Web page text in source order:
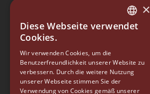
EUREKA
ITALIAN
GERMAN
×
Diese Webseite verwendet
Cookies.
Wir verwenden Cookies, um die
Benutzerfreundlichkeit unserer Website zu
verbessern. Durch die weitere Nutzung
unserer Webseite stimmen Sie der
Verwendung von Cookies gemäß unserer